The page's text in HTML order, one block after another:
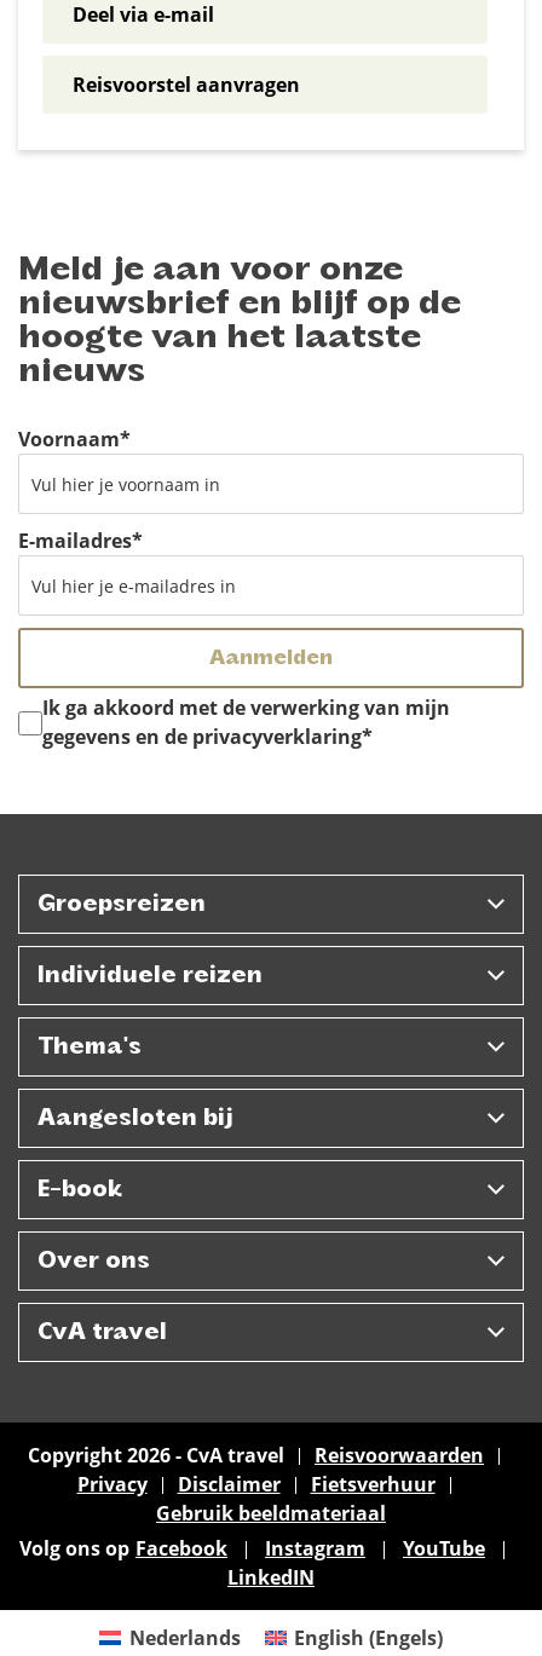
Deel via e-mail
Reisvoorstel aanvragen
Meld je aan voor onze
nieuwsbrief en blijf op de
hoogte van het laatste
nieuws
Instemming*
Ik ga akkoord met de verwerking van mijn
gegevens en de privacyverklaring*
Voornaam*
E-mailadres*
Groepsreizen
Individuele reizen
Thema's
Aangesloten bij
E-book
Over ons
CvA travel
Copyright 2026 - CvA travel
Reisvoorwaarden
Privacy
Disclaimer
Fietsverhuur
Gebruik beeldmateriaal
Volg ons op Facebook Instagram
YouTube
LinkedIN
Nederlands English (Engels)